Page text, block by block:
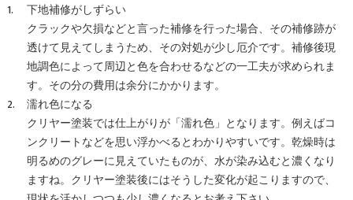
下地補修がしずらい
クラックや欠損などと言った補修を行った場合、その補修跡が
透けて見えてしまうため、その対処が少し厄介です。補修後現
地調色によって周辺と色を合わせるなどの一工夫が求められま
す。その分の費用は余分にかかります。
濡れ色になる
クリヤー塗装では仕上がりが「濡れ色」となります。例えばコ
ンクリートなどを思い浮かべるとわかりやすいです。乾燥時は
明るめのグレーに見えていたものが、水が染み込むと濃くなり
ますね。クリヤー塗装後にはそうした変化が起こりますので、